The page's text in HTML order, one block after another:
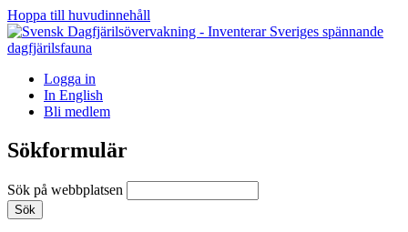
Hoppa till huvudinnehåll
Logga in
In English
Bli medlem
Sökformulär
Sök på webbplatsen